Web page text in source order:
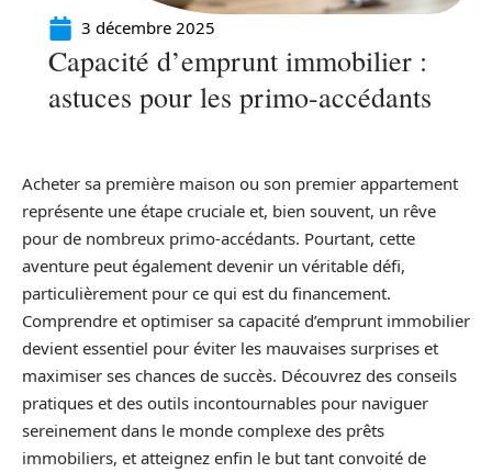
3 décembre 2025
Capacité d’emprunt immobilier :
astuces pour les primo-accédants
Acheter sa première maison ou son premier appartement
représente une étape cruciale et, bien souvent, un rêve
pour de nombreux primo-accédants. Pourtant, cette
aventure peut également devenir un véritable défi,
particulièrement pour ce qui est du financement.
Comprendre et optimiser sa capacité d’emprunt immobilier
devient essentiel pour éviter les mauvaises surprises et
maximiser ses chances de succès. Découvrez des conseils
pratiques et des outils incontournables pour naviguer
sereinement dans le monde complexe des prêts
immobiliers, et atteignez enfin le but tant convoité de